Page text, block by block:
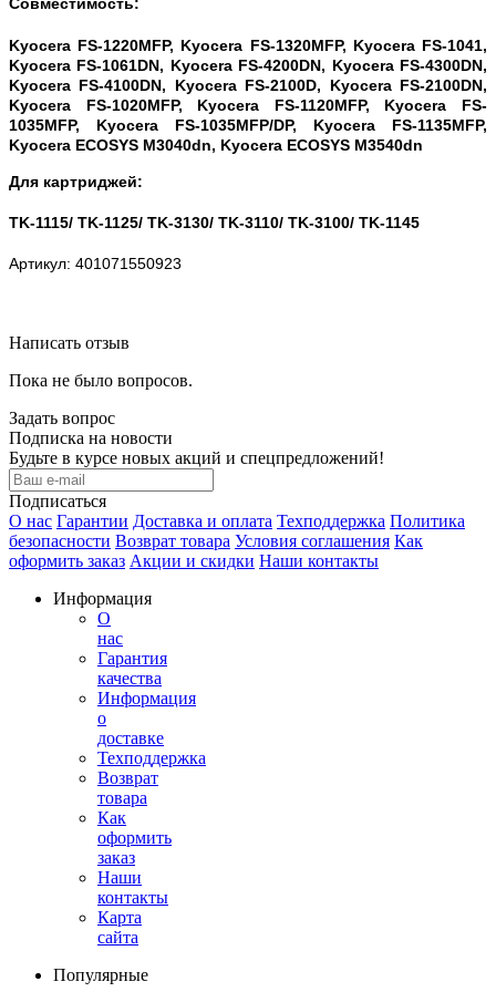
Kyocera FS-1220MFP, Kyocera FS-1320MFP, Kyocera FS-1041,
Kyocera FS-1061DN, Kyocera FS-4200DN, Kyocera FS-4300DN,
Kyocera FS-4100DN, Kyocera FS-2100D, Kyocera FS-2100DN,
Kyocera FS-1020MFP, Kyocera FS-1120MFP, Kyocera FS-
1035MFP, Kyocera FS-1035MFP/DP, Kyocera FS-1135MFP,
Kyocera ECOSYS M3040dn, Kyocera ECOSYS M3540dn
Для картриджей:
TK-1115/ TK-1125/ TK-3130/ TK-3110/ TK-3100/ TK-1145
Артикул: 401071550923
Написать отзыв
Пока не было вопросов.
Задать вопрос
Подписка на новости
Будьте в курсе новых акций и спецпредложений!
Подписаться
О нас Гарантии Доставка и оплата Техподдержка Политика
безопасности Возврат товара Условия соглашения Как
оформить заказ Акции и скидки Наши контакты
Информация
О
нас
Гарантия
качества
Информация
о
доставке
Техподдержка
Возврат
товара
Как
оформить
заказ
Наши
контакты
Карта
сайта
Популярные